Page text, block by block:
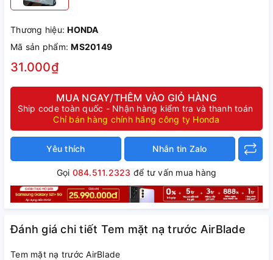
Thương hiệu:HONDA
Mã sản phẩm:MS20149
31.000₫
MUA NGAY/THÊM VÀO GIỎ HÀNG
Ship code toàn quốc - Nhận hàng kiểm tra và thanh toán
Chỉ bán hàng chính hãng công ty Honda
Yêu thích Nhắn tin Zalo
Gọi 084.511.2323 để tư vấn mua hàng
Đánh giá chi tiết Tem mặt nạ trước AirBlade
Tem mặt nạ trước AirBlade